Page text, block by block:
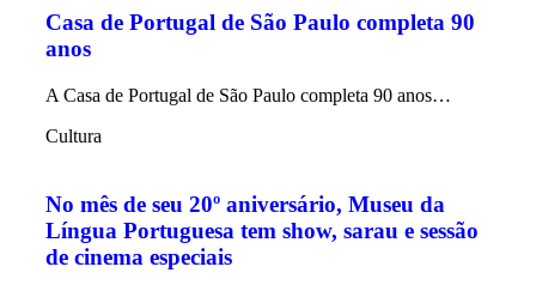
Casa de Portugal de São Paulo completa 90
anos
A Casa de Portugal de São Paulo completa 90 anos…
Cultura
No mês de seu 20º aniversário, Museu da
Língua Portuguesa tem show, sarau e sessão
de cinema especiais